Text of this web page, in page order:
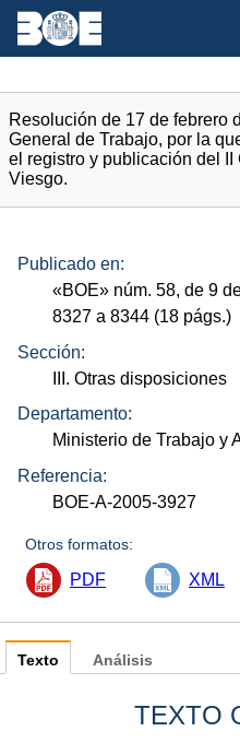
Resolución de 17 de febrero
General de Trabajo, por la
el registro y publicación del
Viesgo.
Publicado en:
«BOE» núm. 58, de 9
8327 a 8344 (18 págs.)
Sección:
III. Otras disposiciones
Departamento:
Ministerio de Trabajo y
Referencia:
BOE-A-2005-3927
Otros formatos:
PDF XML
Texto
TEXTO
Análisis